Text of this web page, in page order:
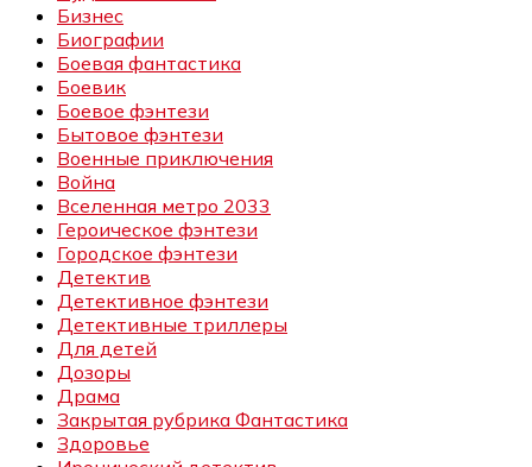
Бизнес
Биографии
Боевая фантастика
Боевик
Боевое фэнтези
Бытовое фэнтези
Военные приключения
Война
Вселенная метро 2033
Героическое фэнтези
Городское фэнтези
Детектив
Детективное фэнтези
Детективные триллеры
Для детей
Дозоры
Драма
Закрытая рубрика Фантастика
Здоровье